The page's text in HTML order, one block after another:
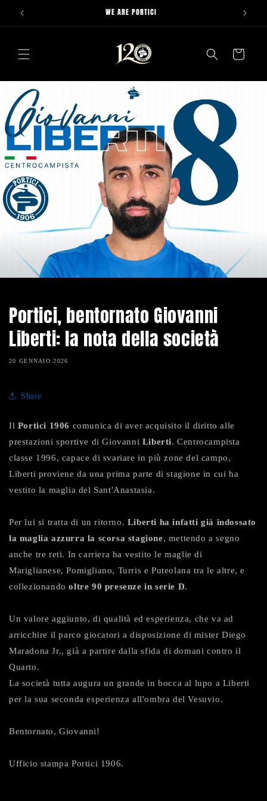
direttamente
WE ARE PORTICI
Carrello
Portici, bentornato Giovanni
Liberti: la nota della società
20 GENNAIO 2026
Share
Il Portici 1906 comunica di aver acquisito il diritto alle
prestazioni sportive di Giovanni Liberti. Centrocampista
classe 1996, capace di svariare in più zone del campo,
Liberti proviene da una prima parte di stagione in cui ha
vestito la maglia del Sant'Anastasia.
Per lui si tratta di un ritorno. Liberti ha infatti già indossato
la maglia azzurra la scorsa stagione, mettendo a segno
anche tre reti. In carriera ha vestito le maglie di
Mariglianese, Pomigliano, Turris e Puteolana tra le altre, e
collezionandooltre 90 presenze in serie D.
Un valore aggiunto, di qualità ed esperienza, che va ad
arricchire il parco giocatori a disposizione di mister Diego
Maradona Jr., già a partire dalla sfida di domani contro il
Quarto.
La società tutta augura un grande in bocca al lupo a Liberti
per la sua seconda esperienza all'ombra del Vesuvio.
Bentornato, Giovanni!
Ufficio stampa Portici 1906.